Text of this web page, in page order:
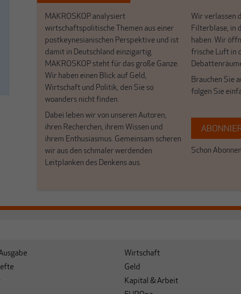
MAKROSKOP analysiert
wirtschaftspolitische Themen aus einer
postkeynesianischen Perspektive und ist
damit in Deutschland einzigartig.
MAKROSKOP steht für das große Ganze.
Wir haben einen Blick auf Geld,
Wirtschaft und Politik, den Sie so
woanders nicht finden.
Dabei leben wir von unseren Autoren,
ihren Recherchen, ihrem Wissen und
ihrem Enthusiasmus. Gemeinsam scheren
wir aus den schmaler werdenden
Leitplanken des Denkens aus.
Wir verlassen
Filterblase, in
haben. Wir
frische Luft in
Brauchen Sie
folgen Sie
Schon
Wirtschaft
Geld
Kapital & Arbeit